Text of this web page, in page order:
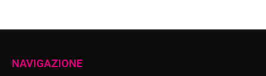
NAVIGAZIONE